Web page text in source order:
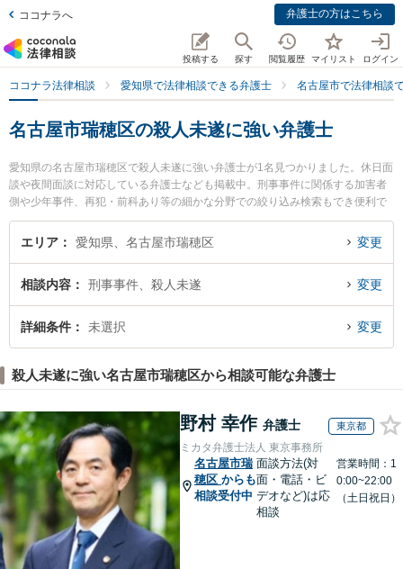
ココナラへ 弁護士の方はこちら
投稿する 探す 閲覧履歴 マイリスト ログイン
ココナラ法律相談 愛知県で法律相談できる弁護士 名古屋市で法律相談
名古屋市瑞穂区の殺人未遂に強い弁護士
愛知県の名古屋市瑞穂区で殺人未遂に強い弁護士が1名見つかりました。休日面
談や夜間面談に対応している弁護士なども掲載中。刑事事件に関係する加害者
側や少年事件、再犯・前科あり等の細かな分野での絞り込み検索もでき便利で
す。特に名古屋みずほ法律事務所の田本 伸雄弁護士のプロフィール情報や弁護
士費用、強みなどが注目されています。『名古屋市瑞穂区で土日や夜間に発生
法律相談できる名古屋市瑞穂区内の弁護士に相談予約したい』などでお困りの
相談者さんにおすすめです。
エリア 愛知県、名古屋市瑞穂区 変更
相談内容 刑事事件、殺人未遂 変更
詳細条件 未選択 変更
殺人未遂に強い名古屋市瑞穂区から相談可能な弁護士
野村 幸作 弁護士 東京都
ミカタ弁護士法人 東京事務所
名古屋市瑞
穂区 からも
相談受付中
面談方法(対
面・電話・ビ
デオなど)は応
相談
営業時間：1
0:00~22:00
（土日祝日）